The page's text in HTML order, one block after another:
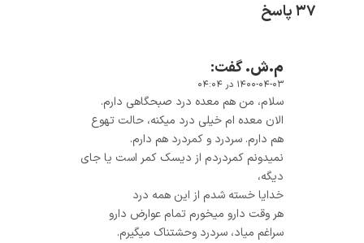
۳۷ پاسخ
م.ش.گفت:
۱۴۰۰-۰۴-۰۳ در ۰۴:۰۴
سلام، من هم معده درد صبحگاهی دارم.
الان معده ام خیلی درد میکنه، حالت تهوع
هم دارم. سردرد و کمردرد هم دارم.
نمیدونم کمردردم از دیسک کمر است یا جای
دیگه،
خدایا خسته‌ شدم از این همه درد
هر وقت دارو میخورم تمام عوارض دارو
سراغم میاد، سردرد وحشتناک میگیرم.